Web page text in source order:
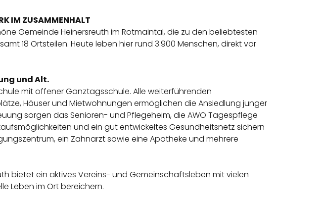
IM ZUSAMMENHALT
Gemeinde Heinersreuth im Rotmaintal, die zu den beliebtesten
18 Ortsteilen. Heute leben hier rund 3.900 Menschen, direkt vor
und Alt.
mit offener Ganztagsschule. Alle weiterführenden
Häuser und Mietwohnungen ermöglichen die Ansiedlung junger
sorgen das Senioren- und Pflegeheim, die AWO Tagespflege
und ein gut entwickeltes Gesundheitsnetz sichern
ein Zahnarzt sowie eine Apotheke und mehrere
bietet ein aktives Vereins- und Gemeinschaftsleben mit vielen
Leben im Ort bereichern.